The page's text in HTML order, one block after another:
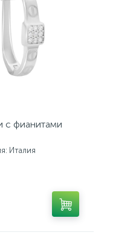
с фианитами
Италия